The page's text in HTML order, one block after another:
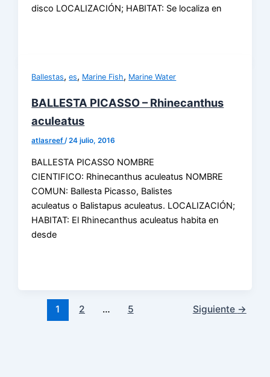
disco LOCALIZACIÓN; HABITAT: Se localiza en
Ballestas,es, Marine Fish, Marine Water
BALLESTA PICASSO – Rhinecanthus
aculeatus
atlasreef/24 julio, 2016
BALLESTA PICASSO NOMBRE
CIENTIFICO: Rhinecanthus aculeatus NOMBRE
COMUN: Ballesta Picasso, Balistes
aculeatus o Balistapus aculeatus. LOCALIZACIÓN;
HABITAT: El Rhinecanthus aculeatus habita en
desde
1 2 … 5 Siguiente →